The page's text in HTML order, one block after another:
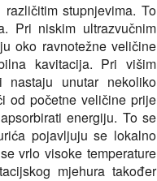
stupnjevima. To
Pri niskim ultrazvučnim
oko ravnotežne veličine
kavitacija. Pri višim
nastaju unutar nekoliko
od početne veličine prije
energiju. To se
pojavljuju se lokalno
vrlo visoke temperature
mjehura također